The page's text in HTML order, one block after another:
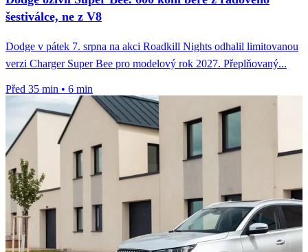
šestiválce, ne z V8
Dodge v pátek 7. srpna na akci Roadkill Nights odhalil limitovanou
verzi Charger Super Bee pro modelový rok 2027. Přeplňovaný...
Před 35 min • 6 min